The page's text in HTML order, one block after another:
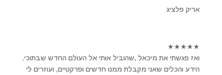
אריק פלציג
★
★
★
★
★
ואז פגשתי את מיכאל ,שהוביל אותי אל העולם החדש שבתוכי.
הידע והכלים שאני מקבלת ממנו חדשים ופרקטיים, ועוזרים לי